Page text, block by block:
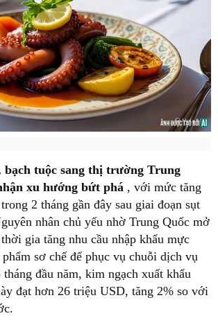
tuộc sang thị trường Trung
xu hướng bứt phá , với mức tăng
2 tháng gần đây sau giai đoạn sụt
nhân chủ yếu nhờ Trung Quốc mở
gia tăng nhu cầu nhập khẩu mực
sơ chế để phục vụ chuỗi dịch vụ
đầu năm, kim ngạch xuất khẩu
đạt hơn 26 triệu USD, tăng 2% so với